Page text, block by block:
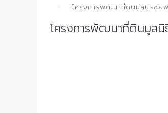
โครงการพัฒนาที่ดินมูลนิธิชั
โครงการพัฒนาที่ดินมูล